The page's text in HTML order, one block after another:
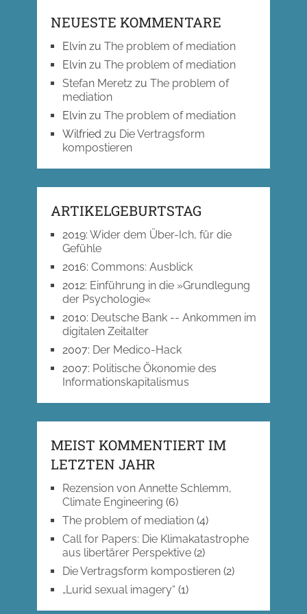
NEUESTE KOMMENTARE
Elvinzu The problem of mediation
Elvinzu The problem of mediation
Stefan Meretzzu The problem of
mediation
Elvinzu The problem of mediation
Wilfried zu Die Vertragsform
kompostieren
ARTIKELGEBURTSTAG
2019: Wider dem Über-Ich, für die
Gefühle
2016: Commons: Ausblick
2012: Einführung in die »Grundlegung
der Psychologie«
2010: Deutsche Bank -- Ankommen im
digitalen Zeitalter
2007: Der Medico-Hack
2007: Politische Ökonomie des
Informationskapitalismus
MEIST KOMMENTIERT IM
LETZTEN JAHR
Rezension von Annette Schlemm,
Climate Engineering (6)
The problem of mediation(4)
Call for Papers: Die Klimakatastrophe
aus libertärer Perspektive(2)
Die Vertragsform kompostieren(2)
„Lurid sexual imagery“ (1)